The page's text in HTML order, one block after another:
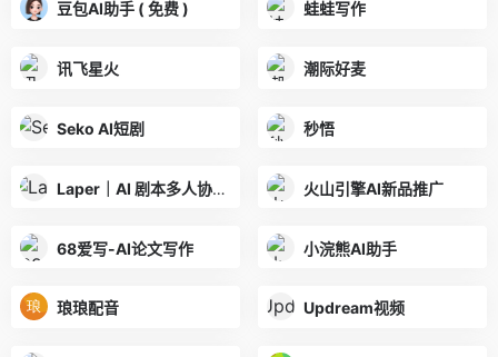
豆包AI助手 ( 免费 ) 蛙蛙写作
讯飞星火 潮际好麦
Seko AI短剧 秒悟
Laper｜AI 剧本多人协作平台 火山引擎AI新品推广
68爱写-AI论文写作 小浣熊AI助手
琅琅配音 Updream视频